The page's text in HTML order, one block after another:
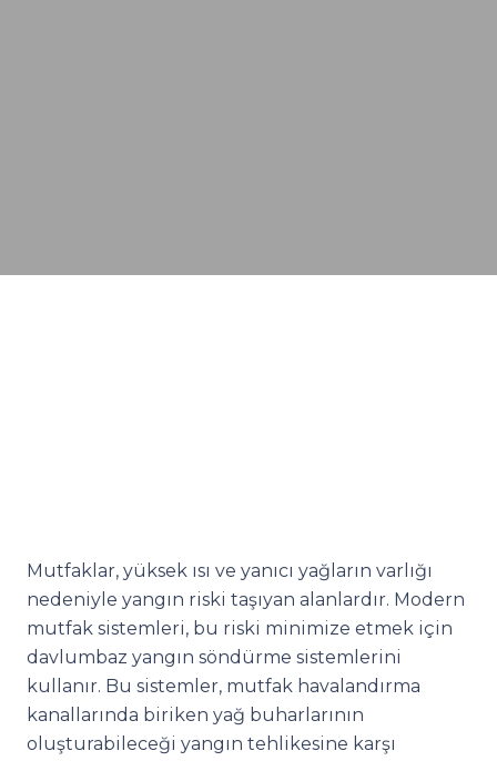
Mutfaklar, yüksek ısı ve yanıcı yağların varlığı
nedeniyle yangın riski taşıyan alanlardır. Modern
mutfak sistemleri, bu riski minimize etmek için
davlumbaz yangın söndürme sistemlerini
kullanır. Bu sistemler, mutfak havalandırma
kanallarında biriken yağ buharlarının
oluşturabileceği yangın tehlikesine karşı